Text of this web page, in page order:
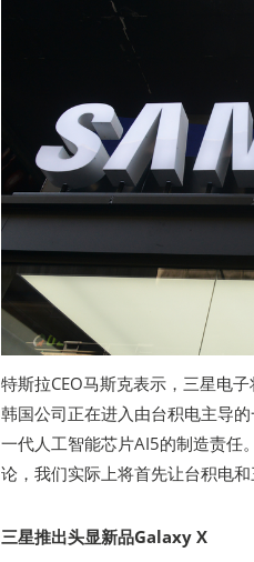
特斯拉CEO马斯克表示，三星电
韩国公司正在进入由台积电主导
一代人工智能芯片AI5的制造责任
论，我们实际上将首先让台积电
三星推出头显新品Galaxy X